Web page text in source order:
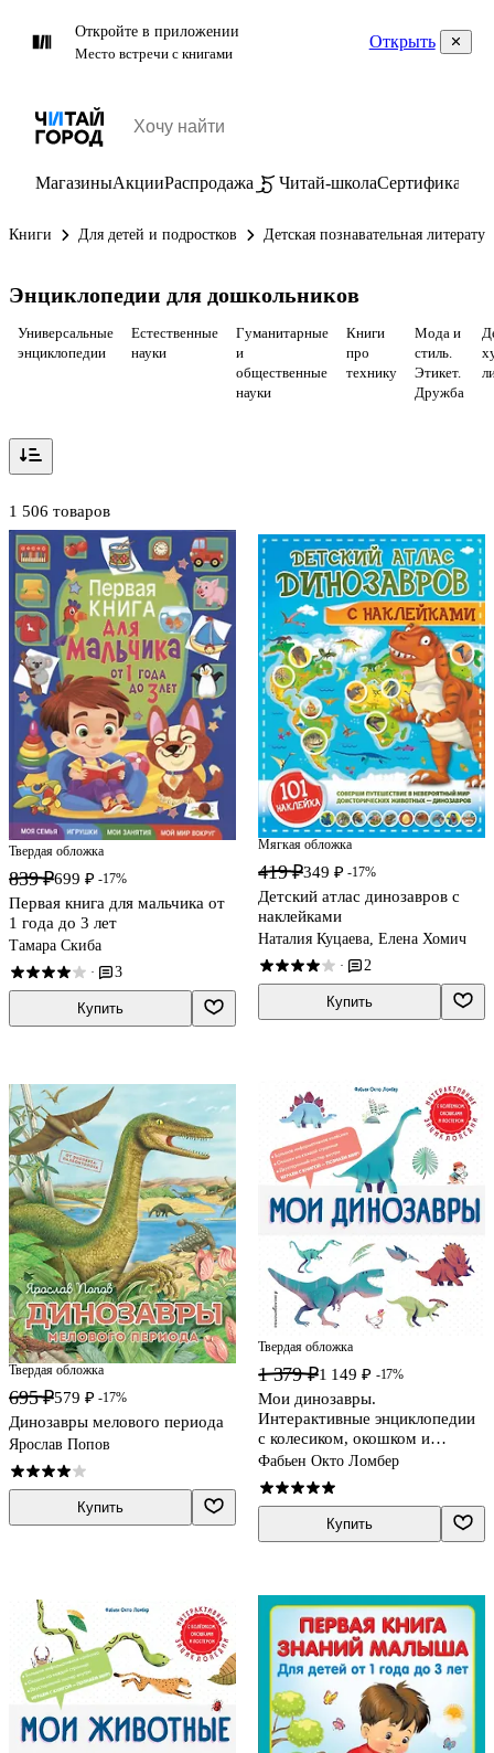
Откройте в приложении
Место встречи с книгами
Открыть
МагазиныАкцииРаспродажа Читай-школаСертификаты
Книги Для детей и подростков Детская познавательная
Энциклопедии для дошкольников
Универсальные
энциклопедии
Естественные
науки
Гуманитарные
и
общественные
науки
Книги
про
технику
Мода и
стиль.
Этикет.
Дружба
1 506 товаров
Твердая обложка
839 ₽699 ₽ -17%
Первая книга для мальчика от
1 года до 3 лет
Тамара Скиба
· 3
Купить
Мягкая обложка
419 ₽349 ₽ -17%
Детский атлас динозавров с
наклейками
Наталия Куцаева, Елена Хомич
· 2
Купить
Твердая обложка
695 ₽579 ₽ -17%
Динозавры мелового периода
Ярослав Попов
Купить
Твердая обложка
1 379 ₽1 149 ₽ -17%
Мои динозавры.
Интерактивные энциклопедии
с колесиком, окошком и
постером
Фабьен Окто Ломбер
Купить